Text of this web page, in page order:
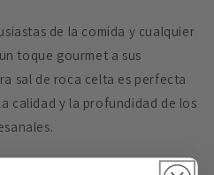
de la comida y cualquier
toque gourmet a sus
sal de roca celta es perfecta
calidad y la profundidad de los